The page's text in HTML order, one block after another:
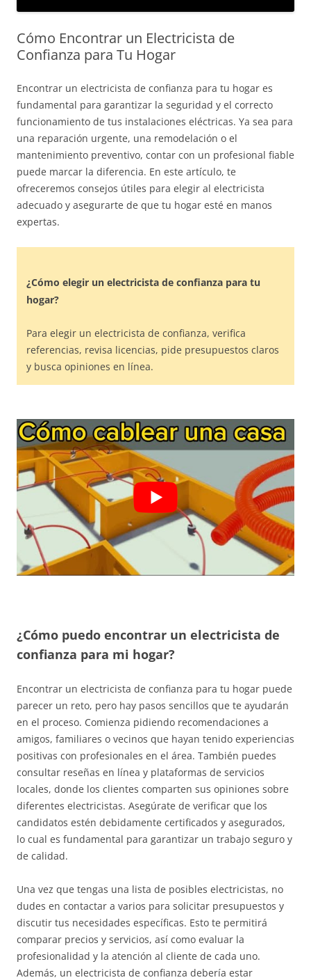
Cómo Encontrar un Electricista de
Confianza para Tu Hogar
Encontrar un electricista de confianza para tu hogar es
fundamental para garantizar la seguridad y el correcto
funcionamiento de tus instalaciones eléctricas. Ya sea para
una reparación urgente, una remodelación o el
mantenimiento preventivo, contar con un profesional fiable
puede marcar la diferencia. En este artículo, te
ofreceremos consejos útiles para elegir al electricista
adecuado y asegurarte de que tu hogar esté en manos
expertas.
¿Cómo elegir un electricista de confianza para tu
hogar?
Para elegir un electricista de confianza, verifica
referencias, revisa licencias, pide presupuestos claros
y busca opiniones en línea.
¿Cómo puedo encontrar un electricista de
confianza para mi hogar?
Encontrar un electricista de confianza para tu hogar puede
parecer un reto, pero hay pasos sencillos que te ayudarán
en el proceso. Comienza pidiendo recomendaciones a
amigos, familiares o vecinos que hayan tenido experiencias
positivas con profesionales en el área. También puedes
consultar reseñas en línea y plataformas de servicios
locales, donde los clientes comparten sus opiniones sobre
diferentes electricistas. Asegúrate de verificar que los
candidatos estén debidamente certificados y asegurados,
lo cual es fundamental para garantizar un trabajo seguro y
de calidad.
Una vez que tengas una lista de posibles electricistas, no
dudes en contactar a varios para solicitar presupuestos y
discutir tus necesidades específicas. Esto te permitirá
comparar precios y servicios, así como evaluar la
profesionalidad y la atención al cliente de cada uno.
Además, un electricista de confianza debería estar